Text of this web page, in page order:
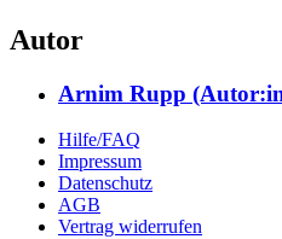
Diplom.de
Autor
Arnim Rupp (Autor:in)
Hilfe/FAQ
Impressum
Datenschutz